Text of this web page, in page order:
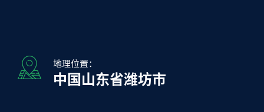
地理位置：
中国山东省潍坊市